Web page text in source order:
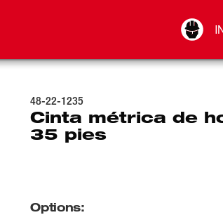
48-22-1235
Cinta métrica de
35 pies
Options: